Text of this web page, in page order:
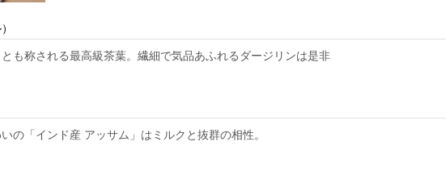
とも称される最高級茶葉。繊細で気品あふれるダージリンは是非
の「インド産 アッサム」はミルクと抜群の相性。